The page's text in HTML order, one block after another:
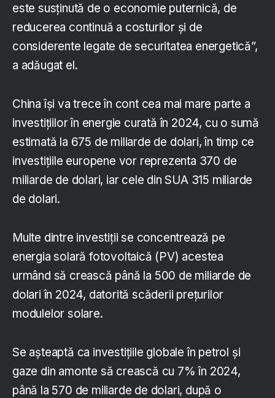
este susținută de o economie puternică, de
reducerea continuă a costurilor și de
considerente legate de securitatea energetică”,
a adăugat el.
China își va trece în cont cea mai mare parte a
investițiilor în energie curată în 2024, cu o sumă
estimată la 675 de miliarde de dolari, în timp ce
investițiile europene vor reprezenta 370 de
miliarde de dolari, iar cele din SUA 315 miliarde
de dolari.
Multe dintre investiții se concentrează pe
energia solară fotovoltaică (PV) acestea
urmând să crească până la 500 de miliarde de
dolari în 2024, datorită scăderii prețurilor
modulelor solare.
Se așteaptă ca investițiile globale în petrol și
gaze din amonte să crească cu 7% în 2024,
până la 570 de miliarde de dolari, după o